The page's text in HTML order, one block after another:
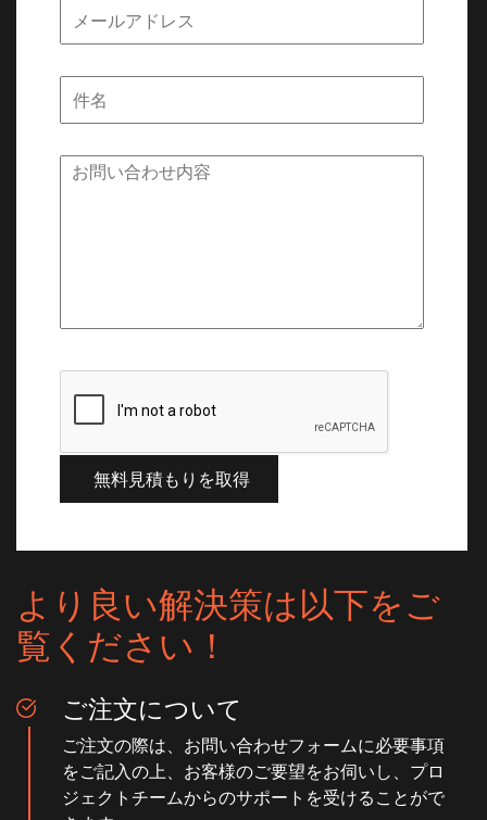
より良い解決策は以下をご
覧ください！
ご注文について
ご注文の際は、お問い合わせフォームに必要事項
をご記入の上、お客様のご要望をお伺いし、プロ
ジェクトチームからのサポートを受けることがで